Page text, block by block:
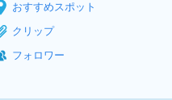
おすすめスポット
クリップ
フォロワー